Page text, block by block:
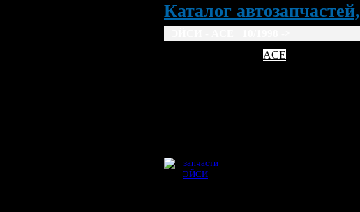
Каталог
ACE